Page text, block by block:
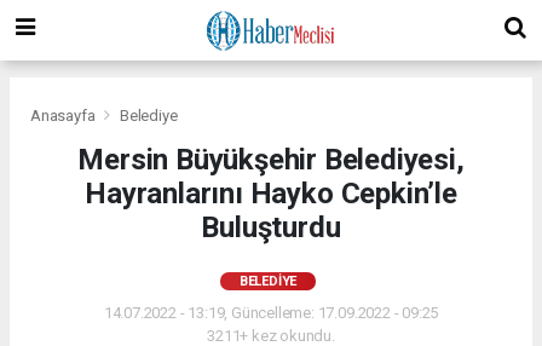
Anasayfa Belediye
Mersin Büyükşehir Belediyesi,
Hayranlarını Hayko Cepkin’le
Buluşturdu
BELEDIYE
14.07.2022 - 13:19, Güncelleme: 17.09.2022 - 09:25
3211+ kez okundu.